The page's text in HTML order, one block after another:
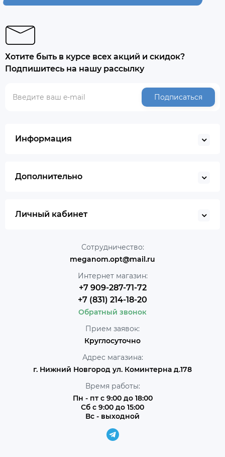
Хотите быть в курсе всех акций и скидок?
Подпишитесь на нашу рассылку
Подписаться
Информация
Дополнительно
Личный кабинет
Сотрудничество:
meganom.opt@mail.ru
Интернет магазин:
+7 909-287-71-72
+7 (831) 214-18-20
Обратный звонок
Прием заявок:
Круглосуточно
Адрес магазина:
г. Нижний Новгород ул. Коминтерна д.178
Время работы:
Пн - пт с 9:00 до 18:00
Сб с 9:00 до 15:00
Вс - выходной